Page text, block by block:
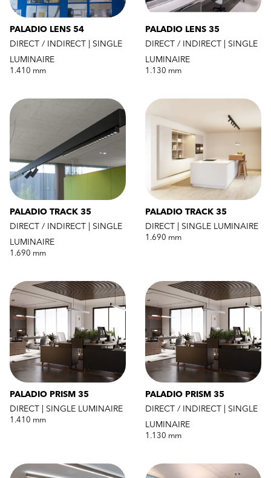
PALADIO LENS 54
DIRECT / INDIRECT | SINGLE
LUMINAIRE
1.410 mm
PALADIO LENS 35
DIRECT / INDIRECT | SINGLE
LUMINAIRE
1.130 mm
PALADIO TRACK 35
DIRECT / INDIRECT | SINGLE
LUMINAIRE
1.690 mm
PALADIO TRACK 35
DIRECT | SINGLE LUMINAIRE
1.690 mm
PALADIO PRISM 35
DIRECT | SINGLE LUMINAIRE
1.410 mm
PALADIO PRISM 35
DIRECT / INDIRECT | SINGLE
LUMINAIRE
1.130 mm